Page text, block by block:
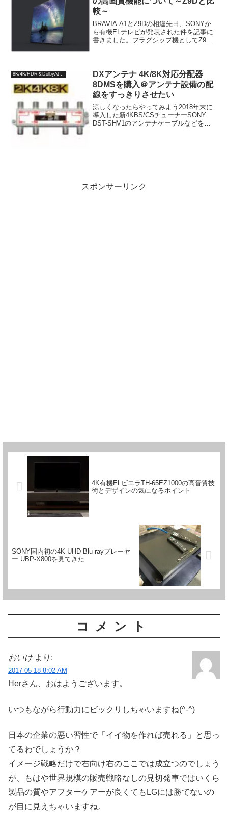
較～
BRAVIA A1とZ9Dの相違先日、SONYか
ら有機ELテレビが発表された件を記事に
書きました。フラグシップ機としてZ9D
シ...
DXアンテナ 4K/8K対応分配器
8DMSを購入＠アンテナ設備の配
線をすっきりさせたい
涼しくなったらやってみよう2018年末に
導入した新4KBS/CSチューナーSONY
DST-SHV1のアンテナケーブルなどを、
スポンサーリンク
4K有機ELビエラTH-65EZ1000の高音質技
術とデザインの気になるポイント
SONY国内初の4K UHD Blu-rayプレーヤ
ー UBP-X800を見てきた
コメント
おいけ より:
2017-05-18 8:02 AM
Herさん、おはようございます。
いつもながら行動力にビックリしちゃいますね(^-^)
日本の企業の悪い習性で「イイ物を作れば売れる」と思っ
てるわでしょうか？
イメージ戦略だけで右向け右のここでは成立つのでしょう
が、もはや世界規模の販売戦略なしの見切発車ではいくら
製品の質やアフターケアーが良くてもLGには勝てないの
が目に見えちゃいますね。